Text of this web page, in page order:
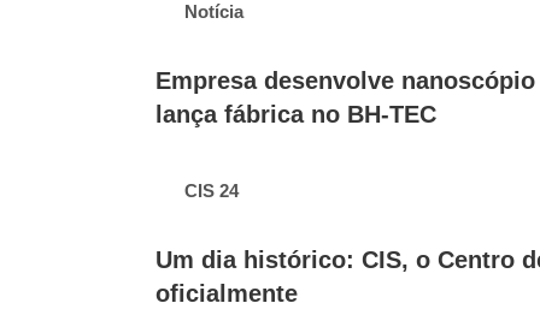
Notícia
Empresa desenvolve
lança fábrica no BH-TEC
CIS 24
Um dia histórico: CIS, o Centro
oficialmente